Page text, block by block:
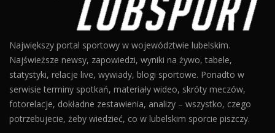
Największy portal sportowy w województwie lubelskim.
Najświeższe newsy, zapowiedzi, wyniki na żywo, tabele,
statystyki, relacje live, wywiady, blogi sportowe. Ponadto w
serwisie terminy spotkań, materiały wideo, skróty meczów,
fotorelacje, dokładne zestawienia, analizy – wszystko, czego
potrzebujecie, żeby wiedzieć, co w lubelskim sporcie piszczy.